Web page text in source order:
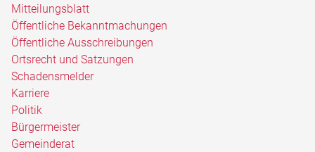
Mitteilungsblatt
Öffentliche Bekanntmachungen
Öffentliche Ausschreibungen
Ortsrecht und Satzungen
Schadensmelder
Karriere
Politik
Bürgermeister
Gemeinderat